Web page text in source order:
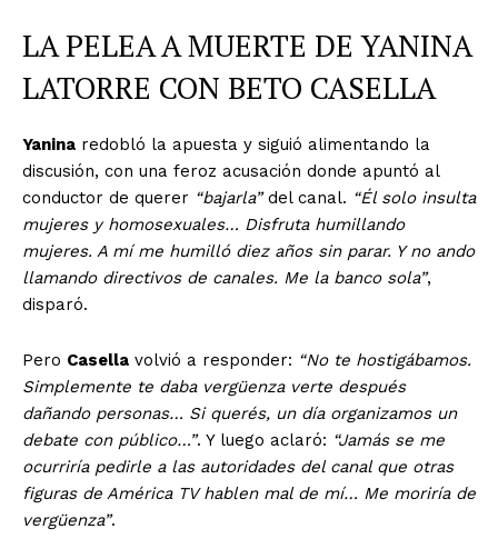
LA PELEA A MUERTE DE YANINA
LATORRE CON BETO CASELLA
Yanina redobló la apuesta y siguió alimentando la
discusión, con una feroz acusación donde apuntó al
conductor de querer “bajarla”del canal. “Él solo insulta
mujeres y homosexuales… Disfruta humillando
mujeres. A mí me humilló diez años sin parar. Y no ando
llamando directivos de canales. Me la banco sola”,
disparó.
Pero Casella volvió a responder: “No te hostigábamos.
Simplemente te daba vergüenza verte después
dañando personas… Si querés, un día organizamos un
debate con público…”. Y luego aclaró: “Jamás se me
ocurriría pedirle a las autoridades del canal que otras
figuras de América TV hablen mal de mí… Me moriría de
vergüenza”.